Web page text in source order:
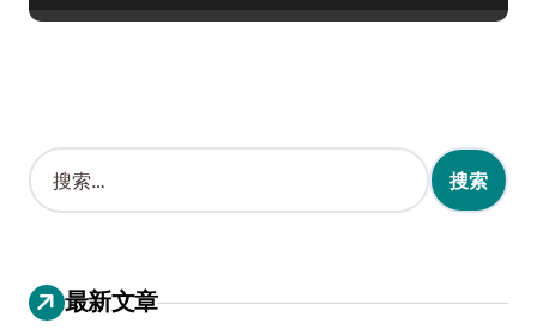
搜
索
：
最新文章